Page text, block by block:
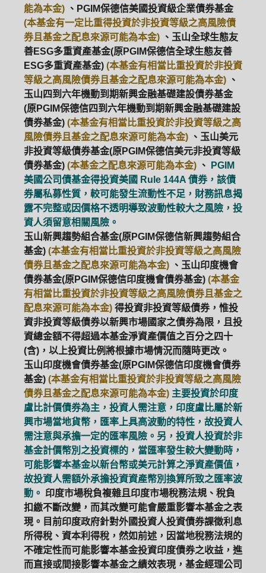
能為本金) 、PGIM保德信美國投資級企業債券基金
(本基金有一定比重得投資於非投資等級之高風險債
券且基金之配息來源可能為本金) 、玉山全球生態友
善ESG多重資產基金(原PGIM保德信全球生態友善
ESG多重資產基金) (本基金有相當比重投資於非投資
等級之高風險債券且基金之配息來源可能為本金) 、
玉山四到六年機動到期新興金融基礎建設債券基金
(原PGIM保德信四到六年機動到期新興金融基礎建設
債券基金) (本基金有相當比重投資於非投資等級之高
風險債券且基金之配息來源可能為本金) 、玉山美元
非投資等級債券基金(原PGIM保德信美元非投資等級
債券基金) (本基金之配息來源可能為本金) 、
PGIM
美國公司債基金得投資美國 Rule 144A 債券，該債
券屬私募性質，較可能發生流動性不足，財務訊息揭
露不完整或因價格不透明導致波動性較大之風險，投
資人須留意相關風險。
玉山新興趨勢組合基金(原PGIM保德信新興趨勢組合
基金) (本基金有相當比重投資於非投資等級之高風險
債券且基金之配息來源可能為本金) 、玉山印度機會
債券基金(原PGIM保德信印度機會債券基金) (本基金
有相當比重投資於非投資等級之高風險債券且基金之
配息來源可能為本金) 得投資非投資等級債券，惟投
資非投資等級債券以新興市場國家之債券為限，且投
資總金額不得超過本基金淨資產價值之百分之四十
(含)，以上投資比例將根據市場情況而隨時更改。
玉山印度機會債券基金(原PGIM保德信印度機會債券
基金) (本基金有相當比重投資於非投資等級之高風險
債券且基金之配息來源可能為本金) 主要投資於印度
盧比計價債券為主，投資人需注意，印度盧比屬於新
興市場當地貨幣，匯率上具高波動的特性，故投資人
需注意與承擔一定的匯率風險。另，投資人投資於非
基金計價幣別之投資標的，當匯率發生較大變動時，
可能影響本基金以新台幣或美元計算之淨資產價值，
故投資人需額外承擔投資資產幣別換算所致之匯率波
動。 印度市場稅負複雜且印度市場稅務法規、稅負
扣繳不斷改變，而其改變可能會嚴重影響本基金之表
現。目前印度政府針對外國投資人投資債券課徵利息
所得稅、資本利得稅，然如前述，因當地稅務法規的
不確定性而可能影響本基金投資印度債券之收益，進
而直接或間接影響本基金之績效表現，基金經理公司